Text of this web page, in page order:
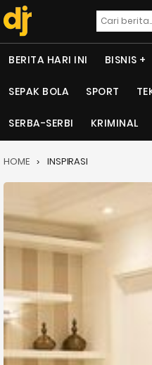
BERITA HARI INI BISNIS
SEPAK BOLA SPORT
SERBA-SERBI KRIMINAL
HOME INSPIRASI